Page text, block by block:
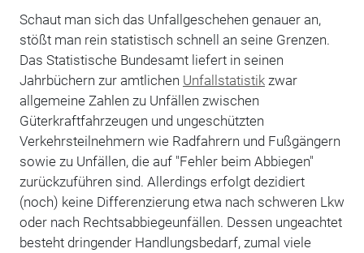
Schaut man sich das Unfallgeschehen genauer an,
stößt man rein statistisch schnell an seine Grenzen.
Das Statistische Bundesamt liefert in seinen
Jahrbüchern zur amtlichen Unfallstatistikzwar
allgemeine Zahlen zu Unfällen zwischen
Güterkraftfahrzeugen und ungeschützten
Verkehrsteilnehmern wie Radfahrern und Fußgängern
sowie zu Unfällen, die auf "Fehler beim Abbiegen"
zurückzuführen sind. Allerdings erfolgt dezidiert
(noch) keine Differenzierung etwa nach schweren Lkw
oder nach Rechtsabbiegeunfällen. Dessen ungeachtet
besteht dringender Handlungsbedarf, zumal viele